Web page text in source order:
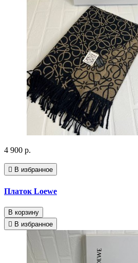
4 900 р.
В избранное
Платок Loewe
В корзину
В избранное